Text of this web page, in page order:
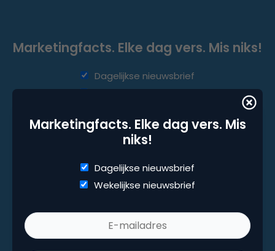
Marketingfacts. Elke dag vers. Mis
niks!
Dagelijkse nieuwsbrief
Wekelijkse nieuwsbrief
Marketingfacts. Elke dag vers. Mis niks!
Dagelijkse nieuwsbrief
Wekelijkse nieuwsbrief